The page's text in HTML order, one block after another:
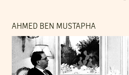
AHMED BEN MUSTAPHA